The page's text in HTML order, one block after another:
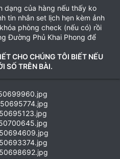
dạng của hàng nếu thấy ko
tin nhắn set lịch hẹn kèm ảnh
phòng check (nếu có) rồi
Đường Phủ Khai Phong để
CHO CHÚNG TÔI BIẾT NẾU
SỐ TRÊN BÀI.